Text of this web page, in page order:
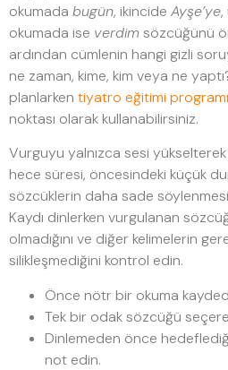
okumada bugün, ikincide Ayşe’ye,
okumada ise verdim sözcüğünü
ardından cümlenin hangi gizli
ne zaman, kime, kim veya ne
planlarken tiyatro eğitimi programı
noktası olarak kullanabilirsiniz.
Vurguyu yalnızca sesi
hece süresi, öncesindeki küçük
sözcüklerin daha sade
Kaydı dinlerken vurgulanan
olmadığını ve diğer kelimelerin
silikleşmediğini kontrol edin.
Önce nötr bir okuma
Tek bir odak sözcüğü
Dinlemeden önce
not edin.